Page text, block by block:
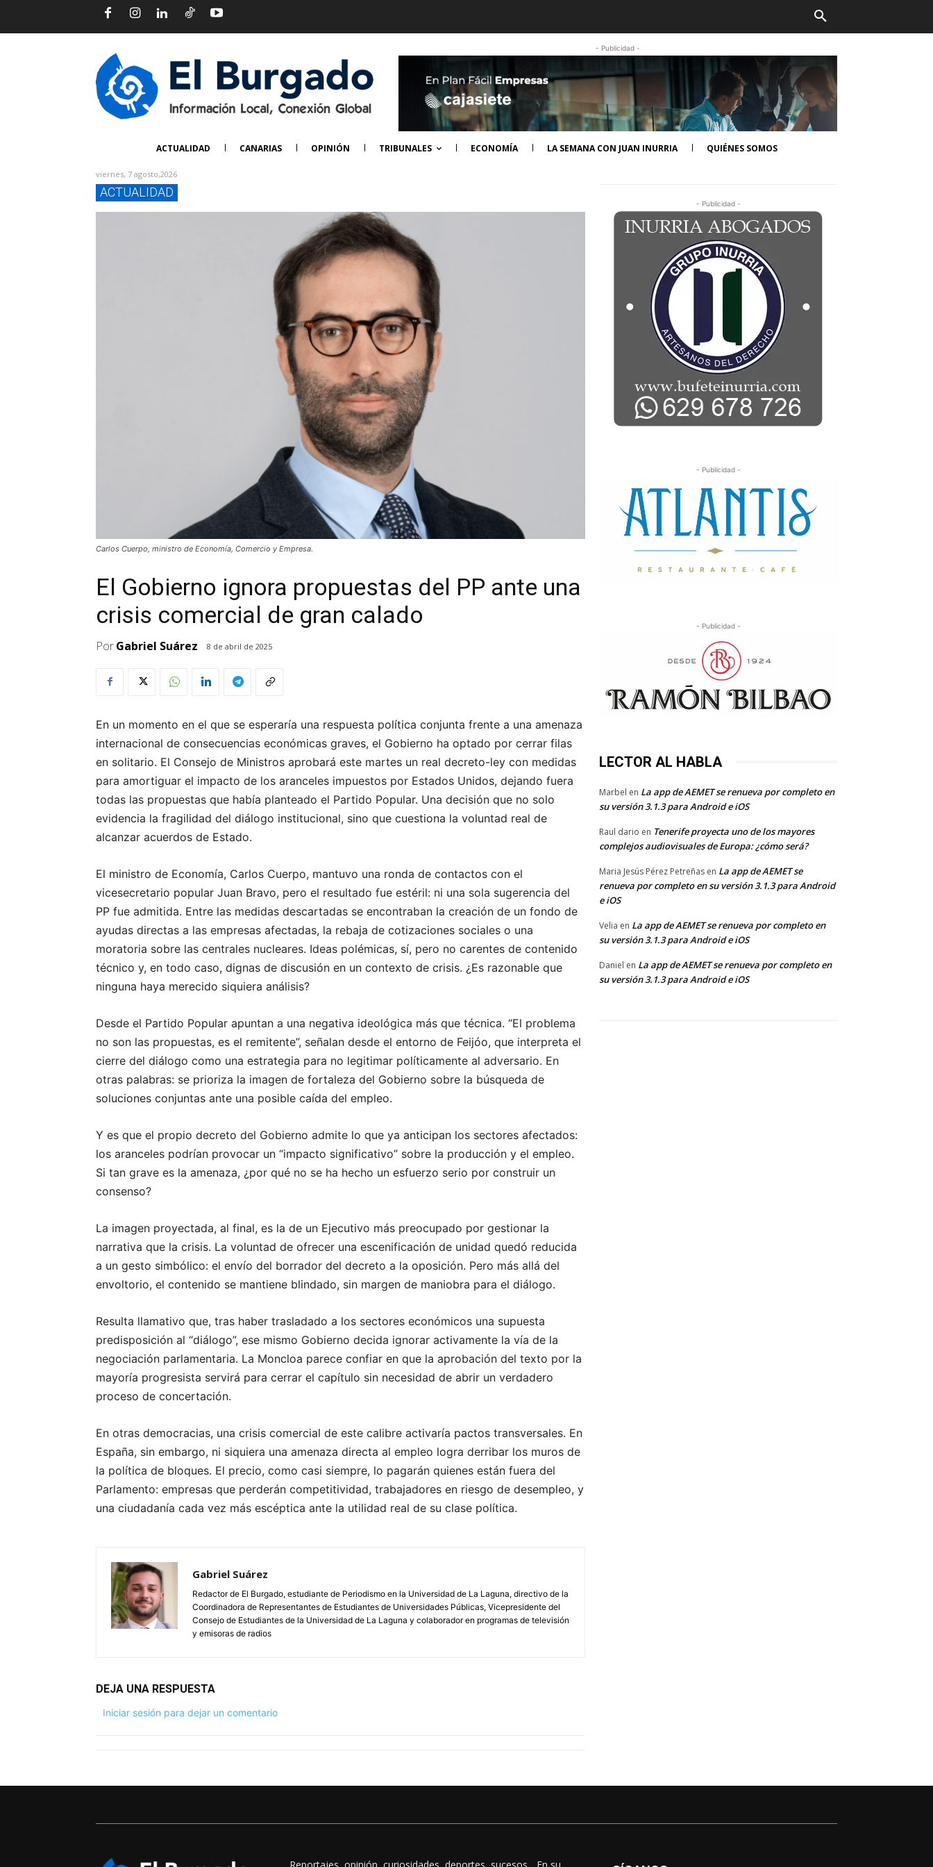
- Publicidad -
ACTUALIDAD CANARIAS OPINIÓN TRIBUNALES ECONOMÍA LA SEMANA CON JUAN INURRIA QUIÉNES SOMOS
viernes, 7 agosto,2026
ACTUALIDAD
Carlos Cuerpo, ministro de Economía, Comercio y Empresa.
El Gobierno ignora propuestas del PP ante una
crisis comercial de gran calado
PorGabriel Suárez 8 de abril de 2025
En un momento en el que se esperaría una respuesta política conjunta frente a una amenaza
internacional de consecuencias económicas graves, el Gobierno ha optado por cerrar filas
en solitario. El Consejo de Ministros aprobará este martes un real decreto-ley con medidas
para amortiguar el impacto de los aranceles impuestos por Estados Unidos, dejando fuera
todas las propuestas que había planteado el Partido Popular. Una decisión que no solo
evidencia la fragilidad del diálogo institucional, sino que cuestiona la voluntad real de
alcanzar acuerdos de Estado.
El ministro de Economía, Carlos Cuerpo, mantuvo una ronda de contactos con el
vicesecretario popular Juan Bravo, pero el resultado fue estéril: ni una sola sugerencia del
PP fue admitida. Entre las medidas descartadas se encontraban la creación de un fondo de
ayudas directas a las empresas afectadas, la rebaja de cotizaciones sociales o una
moratoria sobre las centrales nucleares. Ideas polémicas, sí, pero no carentes de contenido
técnico y, en todo caso, dignas de discusión en un contexto de crisis. ¿Es razonable que
ninguna haya merecido siquiera análisis?
Desde el Partido Popular apuntan a una negativa ideológica más que técnica. “El problema
no son las propuestas, es el remitente”, señalan desde el entorno de Feijóo, que interpreta el
cierre del diálogo como una estrategia para no legitimar políticamente al adversario. En
otras palabras: se prioriza la imagen de fortaleza del Gobierno sobre la búsqueda de
soluciones conjuntas ante una posible caída del empleo.
Y es que el propio decreto del Gobierno admite lo que ya anticipan los sectores afectados:
los aranceles podrían provocar un “impacto significativo” sobre la producción y el empleo.
Si tan grave es la amenaza, ¿por qué no se ha hecho un esfuerzo serio por construir un
consenso?
La imagen proyectada, al final, es la de un Ejecutivo más preocupado por gestionar la
narrativa que la crisis. La voluntad de ofrecer una escenificación de unidad quedó reducida
a un gesto simbólico: el envío del borrador del decreto a la oposición. Pero más allá del
envoltorio, el contenido se mantiene blindado, sin margen de maniobra para el diálogo.
Resulta llamativo que, tras haber trasladado a los sectores económicos una supuesta
predisposición al “diálogo”, ese mismo Gobierno decida ignorar activamente la vía de la
negociación parlamentaria. La Moncloa parece confiar en que la aprobación del texto por la
mayoría progresista servirá para cerrar el capítulo sin necesidad de abrir un verdadero
proceso de concertación.
En otras democracias, una crisis comercial de este calibre activaría pactos transversales. En
España, sin embargo, ni siquiera una amenaza directa al empleo logra derribar los muros de
la política de bloques. El precio, como casi siempre, lo pagarán quienes están fuera del
Parlamento: empresas que perderán competitividad, trabajadores en riesgo de desempleo, y
una ciudadanía cada vez más escéptica ante la utilidad real de su clase política.
Gabriel Suárez
Redactor de El Burgado, estudiante de Periodismo en la Universidad de La Laguna, directivo de la
Coordinadora de Representantes de Estudiantes de Universidades Públicas, Vicepresidente del
Consejo de Estudiantes de la Universidad de La Laguna y colaborador en programas de televisión
y emisoras de radios
DEJA UNA RESPUESTA
Iniciar sesión para dejar un comentario
- Publicidad -
- Publicidad -
- Publicidad -
LECTOR AL HABLA
Marbel en La app de AEMET se renueva por completo en
su versión 3.1.3 para Android e iOS
Raul dario en Tenerife proyecta uno de los mayores
complejos audiovisuales de Europa: ¿cómo será?
Maria Jesús Pérez Petreñas en La app de AEMET se
renueva por completo en su versión 3.1.3 para Android
e iOS
Velia en La app de AEMET se renueva por completo en
su versión 3.1.3 para Android e iOS
Daniel en La app de AEMET se renueva por completo en
su versión 3.1.3 para Android e iOS
Reportajes, opinión, curiosidades, deportes, sucesos... En su